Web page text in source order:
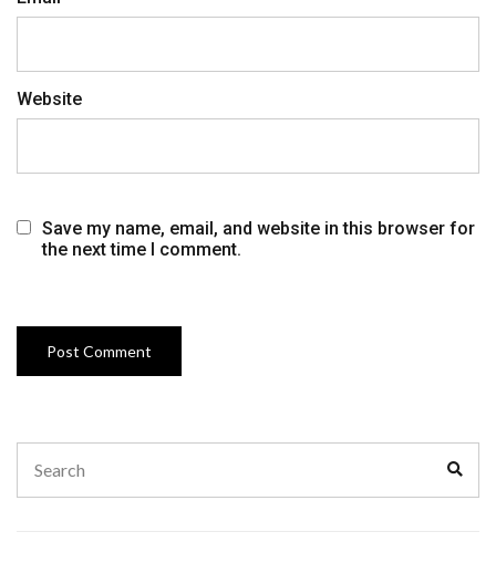
Website
Save my name, email, and website in this browser for
the next time I comment.
for: